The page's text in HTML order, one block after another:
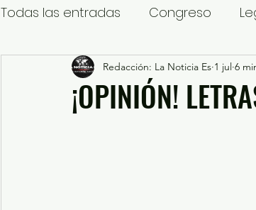
Todas las entradas Congreso
Nacional Estatal
¡OPINIÓN!
Redacción: La Noticia Es 1 jul 6